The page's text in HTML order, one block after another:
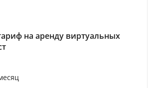
на аренду виртуальных